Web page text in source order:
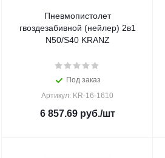
Пневмопистолет
гвоздезабивной (нейлер) 2в1
N50/S40 KRANZ
Под заказ
Артикул: KR-16-1610
6 857.69руб./шт